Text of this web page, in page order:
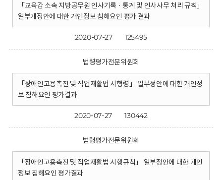
「교육감 소속 지방공무원 인사기록 · 통계 및 인사사무 처리 규칙」
일부개정안에 대한 개인정보 침해요인 평가 결과
2020-07-27 125495
법령평가전문위원회
「장애인고용촉진 및 직업재활법 시행령」 일부정안에 대한 개인정
보 침해요인 평가결과
2020-07-27 130442
법령평가전문위원회
「장애인고용촉진 및 직업재활법 시행규칙」 일부정안에 대한 개인
정보 침해요인 평가결과